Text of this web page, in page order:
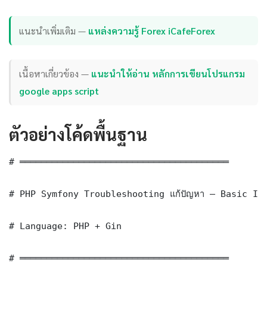
แนะนำเพิ่มเติม — แหล่งความรู้ Forex iCafeForex
เนื้อหาเกี่ยวข้อง — แนะนำให้อ่าน หลักการเขียนโปรแกรม
google apps script
ตัวอย่างโค้ดพื้นฐาน
# ═══════════════════════════════════════
# PHP Symfony Troubleshooting แก้ปัญหา — Basic
# Language: PHP + Gin
# ═══════════════════════════════════════